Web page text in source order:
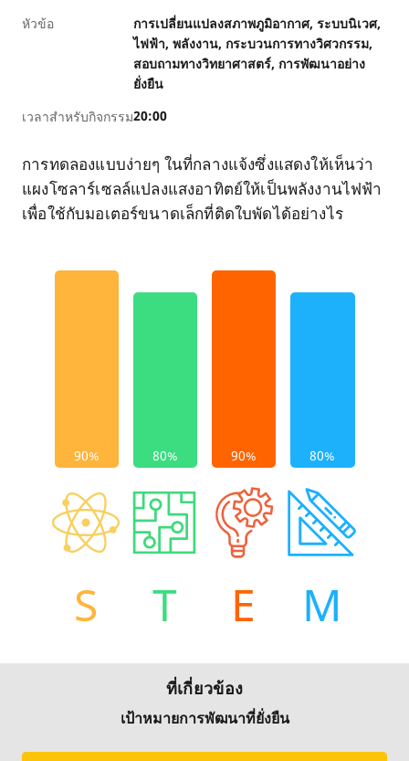
หัวข้อ
การเปลี่ยนแปลงสภาพภูมิอากาศ ระบบนิเวศ
ไฟฟ้า พลังงาน กระบวนการทางวิศวกรรม
สอบถามทางวิทยาศาสตร์ การพัฒนาอย่าง
ยั่งยืน
เวลาสำหรับกิจกรรม20:00
การทดลองแบบง่ายๆ ในที่กลางแจ้งซึ่งแสดงให้เห็นว่า
แผงโซลาร์เซลล์แปลงแสงอาทิตย์ให้เป็นพลังงานไฟฟ้า
เพื่อใช้กับมอเตอร์ขนาดเล็กที่ติดใบพัดได้อย่างไร
S T E M
ที่เกี่ยวข้อง
เป้าหมายการพัฒนาที่ยั่งยืน